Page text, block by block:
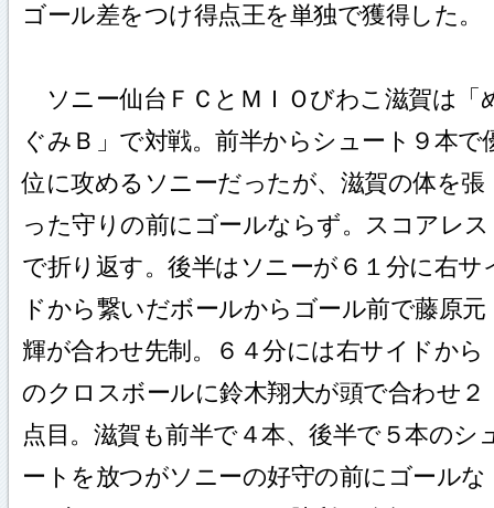
ゴール差をつけ得点王を単独で獲得した。
ソニー仙台ＦＣとＭＩＯびわこ滋賀は「
ぐみＢ」で対戦。前半からシュート９本で
位に攻めるソニーだったが、滋賀の体を張
った守りの前にゴールならず。スコアレス
で折り返す。後半はソニーが６１分に右サ
ドから繋いだボールからゴール前で藤原元
輝が合わせ先制。６４分には右サイドから
のクロスボールに鈴木翔大が頭で合わせ２
点目。滋賀も前半で４本、後半で５本のシ
ートを放つがソニーの好守の前にゴールな